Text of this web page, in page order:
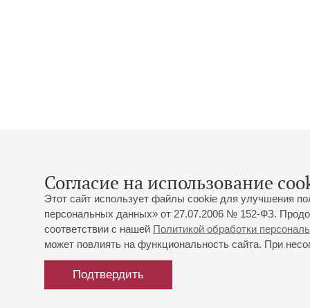
Согласие на использование
Этот сайт использует файлы cookie для улучшения
персональных данных» от 27.07.2006 № 152-ФЗ.
соответствии с нашей Политикой обработки
может повлиять на функциональность сайта. При
Подтвердить